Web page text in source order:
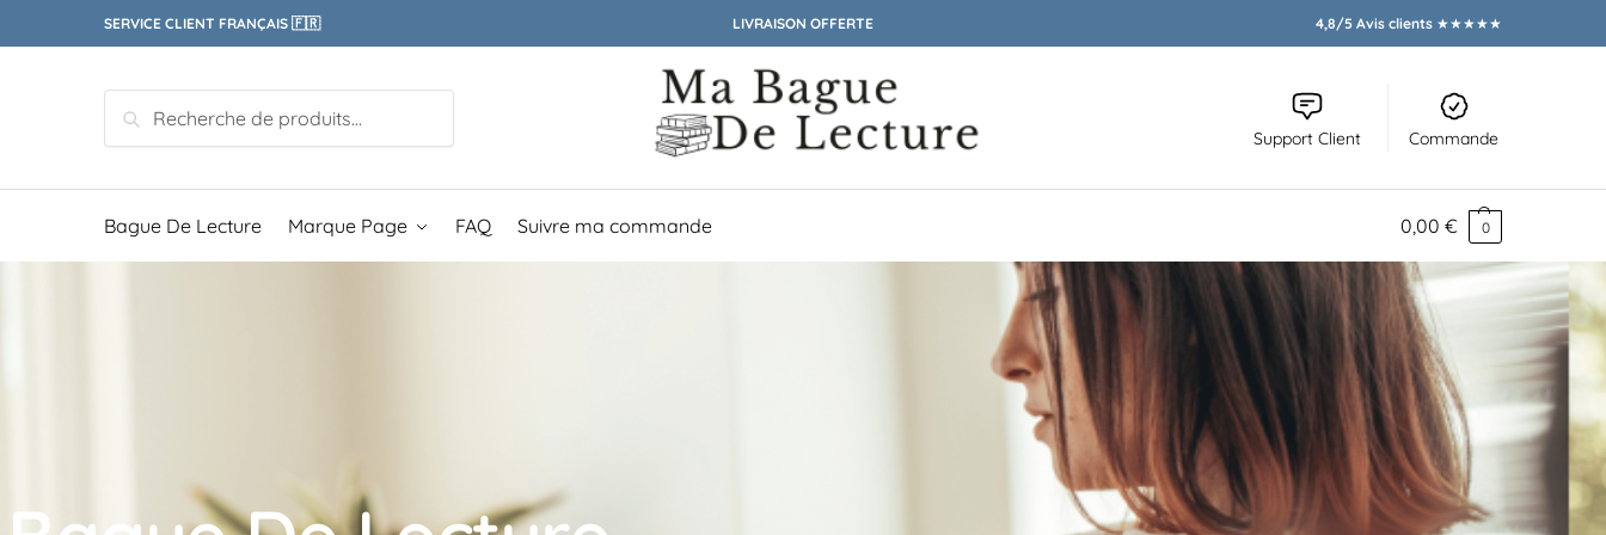
SERVICE CLIENT FRANÇAIS 🇫🇷 LIVRAISON OFFERTE 4,8/5 Avis clients ★★★★★
Recherche
Support Client Commande
Bague De Lecture Marque Page FAQ Suivre ma commande 0,00 € 0